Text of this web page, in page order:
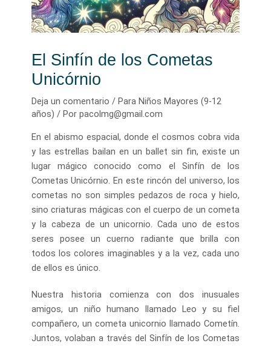
El Sinfín de los Cometas
Unicórnio
Deja un comentario / Para Niños Mayores (9-12
años) / Por pacolmg@gmail.com
En el abismo espacial, donde el cosmos cobra vida
y las estrellas bailan en un ballet sin fin, existe un
lugar mágico conocido como el Sinfín de los
Cometas Unicórnio. En este rincón del universo, los
cometas no son simples pedazos de roca y hielo,
sino criaturas mágicas con el cuerpo de un cometa
y la cabeza de un unicornio. Cada uno de estos
seres posee un cuerno radiante que brilla con
todos los colores imaginables y a la vez, cada uno
de ellos es único.
Nuestra historia comienza con dos inusuales
amigos, un niño humano llamado Leo y su fiel
compañero, un cometa unicornio llamado Cometín.
Juntos, volaban a través del Sinfín de los Cometas